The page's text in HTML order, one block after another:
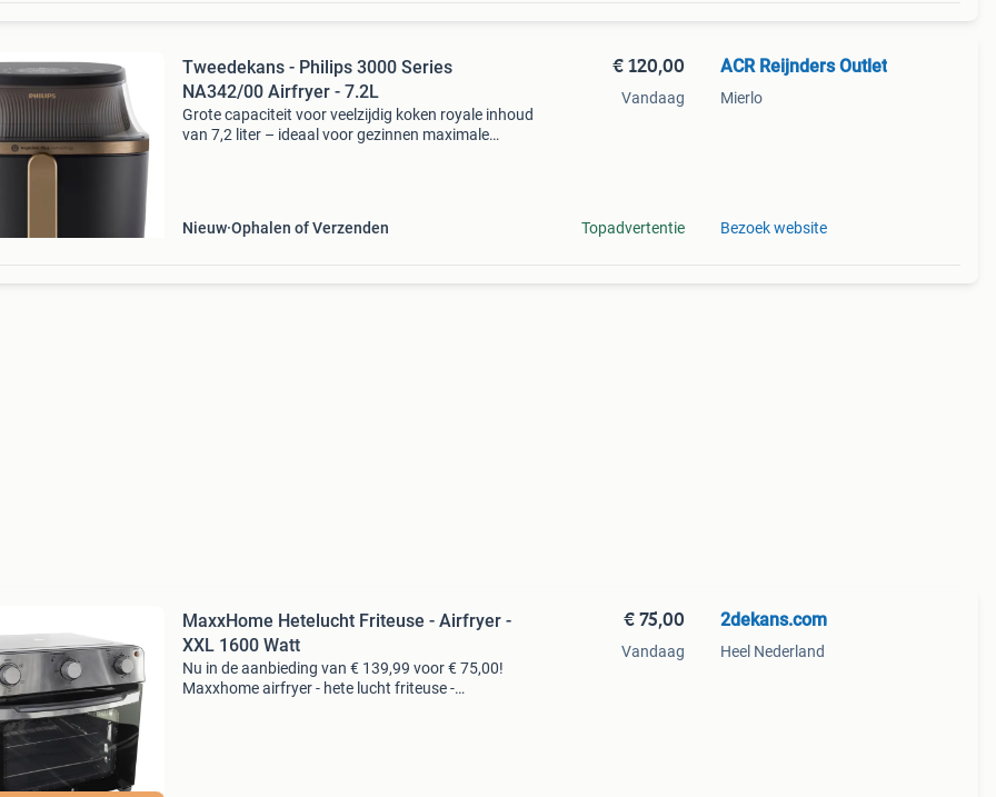
Tweedekans - Philips 3000 Series
NA342/00 Airfryer - 7.2L
Grote capaciteit voor veelzijdig koken royale inhoud
van 7,2 liter – ideaal voor gezinnen maximale
Nieuw Ophalen of Verzenden
€ 120,00
Vandaag
Topadvertentie
ACR Reijnders Outlet
Mierlo
Bezoek website
MaxxHome Hetelucht Friteuse - Airfryer -
XXL 1600 Watt
Nu in de aanbieding van € 139,99 voor € 75,00!
Maxxhome airfryer - hete lucht friteuse -
€ 75,00
Vandaag
2dekans.com
Heel Nederland